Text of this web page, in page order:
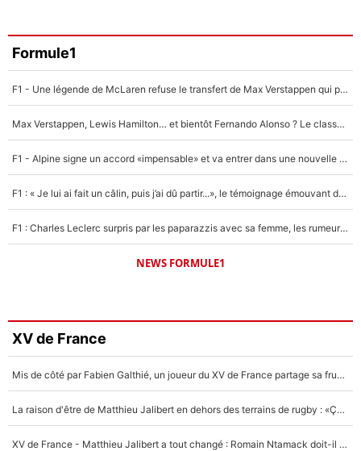
Formule1
F1 - Une légende de McLaren refuse le transfert de Max Verstappen qui pourrait «faire des vagues» et plomber l'ambiance dans l'équipe
Max Verstappen, Lewis Hamilton… et bientôt Fernando Alonso ? Le classement des pilotes les mieux payés en Formule 1 risque de changer !
F1 - Alpine signe un accord «impensable» et va entrer dans une nouvelle dimension : Grande nouvelle pour Pierre Gasly !
F1 : « Je lui ai fait un câlin, puis j’ai dû partir...», le témoignage émouvant de Max Verstappen sur sa fille
F1 : Charles Leclerc surpris par les paparazzis avec sa femme, les rumeurs étaient vraies !
NEWS FORMULE1
XV de France
Mis de côté par Fabien Galthié, un joueur du XV de France partage sa frustration : «ils ne me l’ont pas dit tout de suite»
La raison d'être de Matthieu Jalibert en dehors des terrains de rugby : «Ça m'atteint autant que si tu touches à un membre de ma famille»
XV de France - Matthieu Jalibert a tout changé : Romain Ntamack doit-il s’inquiéter pour sa place à un an de la Coupe du monde ?